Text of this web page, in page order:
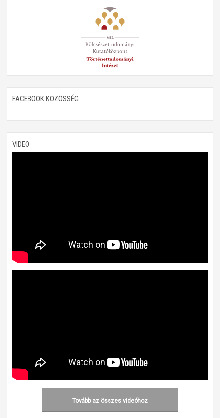
FACEBOOK KÖZÖSSÉG
VIDEO
Tovább az összes videóhoz